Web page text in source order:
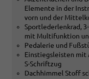
matt
gebürstet
silber
oder
[5TK]
Dekoreinlagen
Holz
Nussbaum
Elemente in der
vorn und der
Sportlederlenkrad,
mit Multifunktion
Pedalerie und
Einstiegsleisten mit
S-Schriftzug
Dachhimmel Stoff